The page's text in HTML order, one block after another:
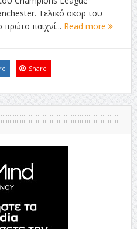
Τελικό σκορ του
πρώτο παιχνί... Read more
Share